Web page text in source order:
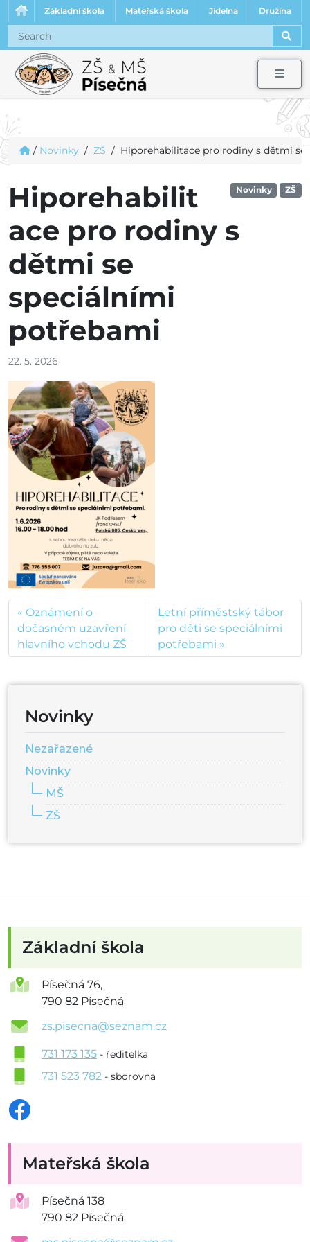
Základní škola Mateřská škola Jídelna Družina
/ Novinky / ZŠ / Hiporehabilitace pro rodiny s dětmi
Novinky ZŠ
Hiporehabilit
ace pro rodiny s
dětmi se
speciálními
potřebami
22. 5. 2026
Oznámení o
dočasném uzavření
hlavního vchodu ZŠ
Letní příměstský tábor
pro děti se speciálními
potřebami
Novinky
Nezařazené
Novinky
MŠ
ZŠ
Základní škola
Písečná 76,
790 82 Písečná
zs.pisecna@seznam.cz
731 173 135 - ředitelka
731 523 782 - sborovna
Mateřská škola
Písečná 138
790 82 Písečná